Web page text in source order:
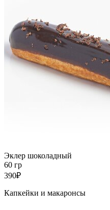
Эклер шоколадный
60 гр
390₽
Капкейки и макаронсы